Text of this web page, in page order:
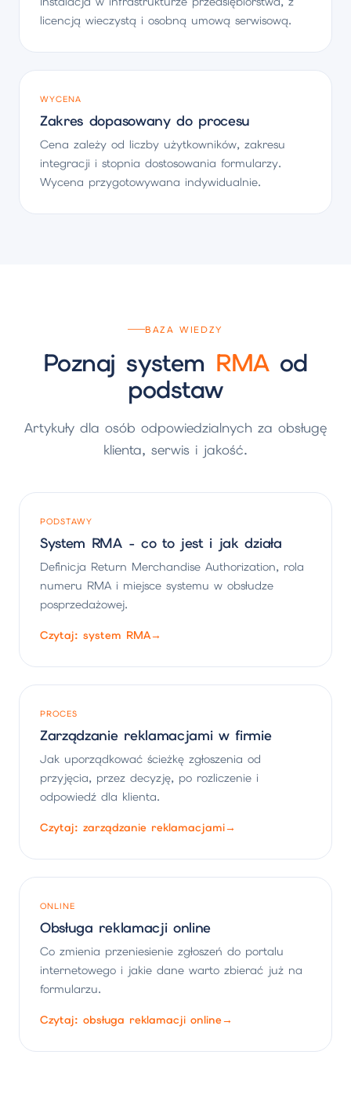
licencją wieczystą i osobną umową serwisową.
WYCENA
Zakres dopasowany do procesu
Cena zależy od liczby użytkowników, zakresu
integracji i stopnia dostosowania formularzy.
Wycena przygotowywana indywidualnie.
BAZA WIEDZY
Poznaj system RMAod
podstaw
Artykuły dla osób odpowiedzialnych za obsługę
klienta, serwis i jakość.
PODSTAWY
System RMA - co to jest i jak działa
Definicja Return Merchandise Authorization, rola
numeru RMA i miejsce systemu w obsłudze
posprzedażowej.
Czytaj: system RMA→
PROCES
Zarządzanie reklamacjami w firmie
Jak uporządkować ścieżkę zgłoszenia od
przyjęcia, przez decyzję, po rozliczenie i
odpowiedź dla klienta.
Czytaj: zarządzanie reklamacjami→
ONLINE
Obsługa reklamacji online
Co zmienia przeniesienie zgłoszeń do portalu
internetowego i jakie dane warto zbierać już na
formularzu.
Czytaj: obsługa reklamacji online→